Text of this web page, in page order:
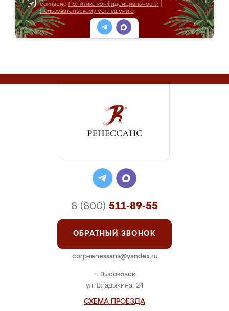
согласно Политике конфиденциальности
Пользовательскому соглашению
г. Высоковск
ул. Владыкина, 24
СХЕМА ПРОЕЗДА
8 (800) 511-89-55
ОБРАТНЫЙ ЗВОНОК
corp-renessans@yandex.ru